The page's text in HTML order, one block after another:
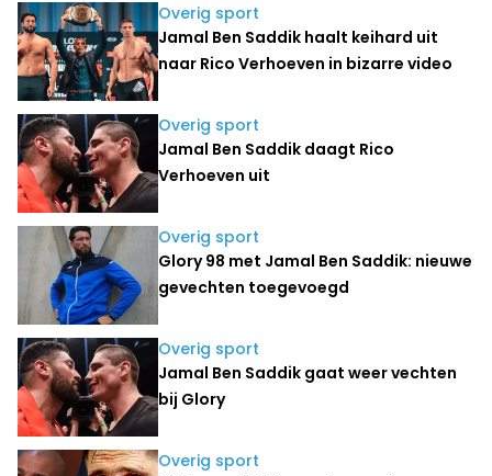
Overig sport
Jamal Ben Saddik haalt keihard uit
naar Rico Verhoeven in bizarre video
Overig sport
Jamal Ben Saddik daagt Rico
Verhoeven uit
Overig sport
Glory 98 met Jamal Ben Saddik: nieuwe
gevechten toegevoegd
Overig sport
Jamal Ben Saddik gaat weer vechten
bij Glory
Overig sport